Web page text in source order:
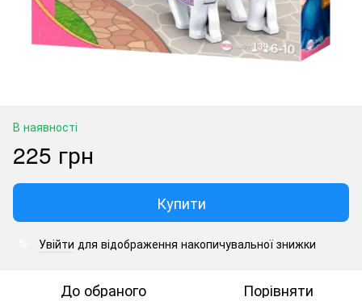
В наявності
225 грн
Купити
Увійти для відображення накопичувальної знижки
До обраного Порівняти